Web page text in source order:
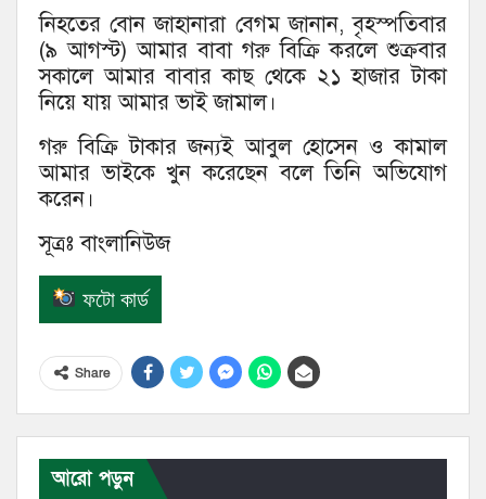
নিহতের বোন জাহানারা বেগম জানান, বৃহস্পতিবার
(৯ আগস্ট) আমার বাবা গরু বিক্রি করলে শুক্রবার
সকালে আমার বাবার কাছ থেকে ২১ হাজার টাকা
নিয়ে যায় আমার ভাই জামাল।
গরু বিক্রি টাকার জন্যই আবুল হোসেন ও কামাল
আমার ভাইকে খুন করেছেন বলে তিনি অভিযোগ
করেন।
সূত্রঃ বাংলানিউজ
ফটো কার্ড
Share
আরো পড়ুন